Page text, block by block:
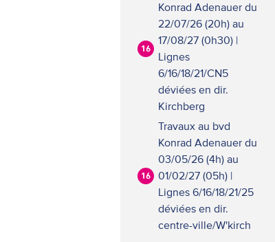
16
Konrad Adenauer du
22/07/26 (20h) au
17/08/27 (0h30) |
Lignes
6/16/18/21/CN5
déviées en dir.
Kirchberg
16
Travaux au bvd
Konrad Adenauer du
03/05/26 (4h) au
01/02/27 (05h) |
Lignes 6/16/18/21/25
déviées en dir.
centre-ville/W'kirch